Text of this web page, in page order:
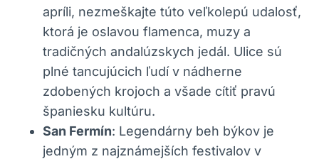
apríli, nezmeškajte túto veľkolepú udalosť,
ktorá je oslavou flamenca, muzy a
tradičných andalúzskych jedál. Ulice sú
plné tancujúcich ľudí v nádherne
zdobených krojoch a všade cítiť pravú
španiesku kultúru.
San Fermín: Legendárny beh býkov je
jedným z najznámejších festivalov v